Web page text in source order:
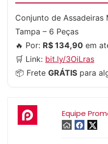
Conjunto de Assadeiras
Tampa – 6 Peças
🔥 Por: R$ 134,90 em
🛒 Link: bit.ly/3OiLras
📦 Frete GRÁTIS para
Equipe